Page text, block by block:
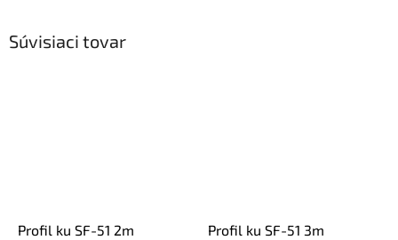
Súvisiaci tovar
Profil ku SF-51 2m
Profil ku SF-51 3m